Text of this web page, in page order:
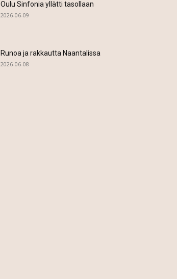
Oulu Sinfonia yllätti tasollaan
2026-06-09
Runoa ja rakkautta Naantalissa
2026-06-08